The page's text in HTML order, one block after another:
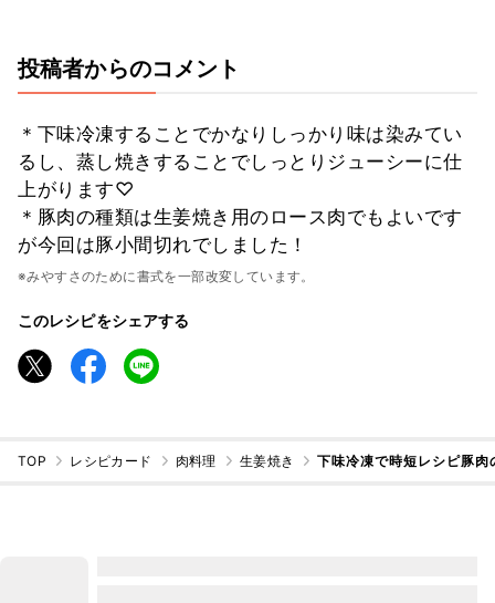
投稿者からのコメント
＊下味冷凍することでかなりしっかり味は染みてい
るし、蒸し焼きすることでしっとりジューシーに仕
上がります♡
＊豚肉の種類は生姜焼き用のロース肉でもよいです
が今回は豚小間切れでしました！
※みやすさのために書式を一部改変しています。
このレシピをシェアする
TOP レシピカード 肉料理 生姜焼き 下味冷凍で時短レシピ豚肉